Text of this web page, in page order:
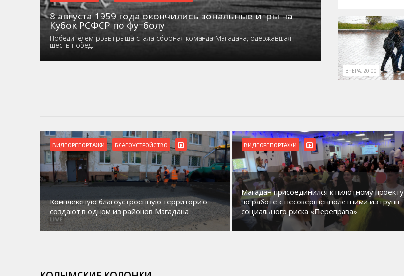
8 августа 1959 года окончились зональные игры на
Кубок РСФСР по футболу
Победителем розыгрыша стала сборная команда Магадана, одержавшая
шесть побед.
ВЧЕРА, 20:00
ВИДЕОРЕПОРТАЖИ БЛАГОУСТРОЙСТВО
Комплексную благоустроенную территорию
создают в одном из районов Магадана
ВИДЕОРЕПОРТАЖИ
Магадан присоединился к пилотному проекту
по работе с несовершеннолетними из групп
социального риска «Переправа»